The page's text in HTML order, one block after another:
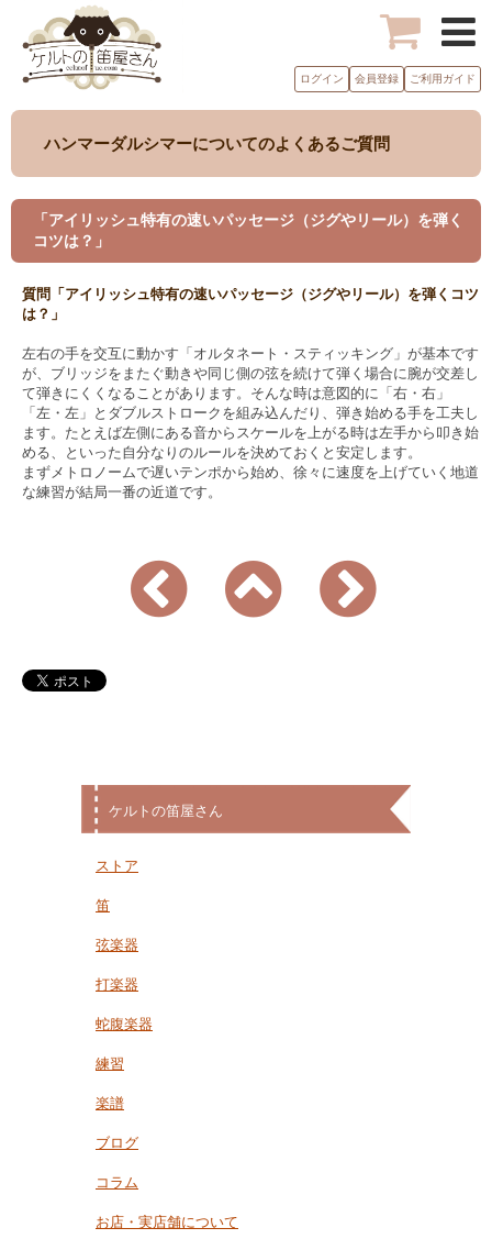
ログイン 会員登録 ご利用ガイド
ハンマーダルシマーについてのよくあるご質問
「アイリッシュ特有の速いパッセージ（ジグやリール）を弾く
コツは？」
質問「アイリッシュ特有の速いパッセージ（ジグやリール）を弾くコツ
は？」
左右の手を交互に動かす「オルタネート・スティッキング」が基本です
が、ブリッジをまたぐ動きや同じ側の弦を続けて弾く場合に腕が交差し
て弾きにくくなることがあります。そんな時は意図的に「右・右」
「左・左」とダブルストロークを組み込んだり、弾き始める手を工夫し
ます。たとえば左側にある音からスケールを上がる時は左手から叩き始
める、といった自分なりのルールを決めておくと安定します。
まずメトロノームで遅いテンポから始め、徐々に速度を上げていく地道
な練習が結局一番の近道です。
ケルトの笛屋さん
ストア
笛
弦楽器
打楽器
蛇腹楽器
練習
楽譜
ブログ
コラム
お店・実店舗について